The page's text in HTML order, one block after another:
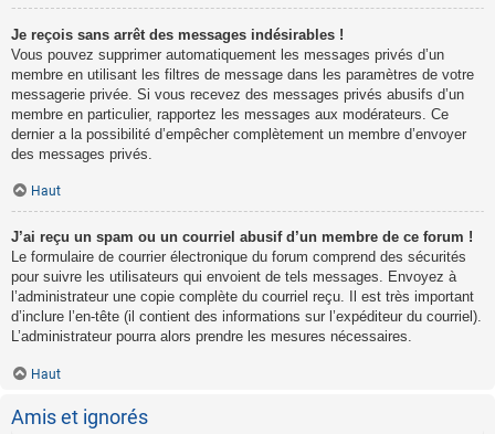
Je reçois sans arrêt des messages indésirables !
Vous pouvez supprimer automatiquement les messages privés d’un
membre en utilisant les filtres de message dans les paramètres de votre
messagerie privée. Si vous recevez des messages privés abusifs d’un
membre en particulier, rapportez les messages aux modérateurs. Ce
dernier a la possibilité d’empêcher complètement un membre d’envoyer
des messages privés.
Haut
J’ai reçu un spam ou un courriel abusif d’un membre de ce forum !
Le formulaire de courrier électronique du forum comprend des sécurités
pour suivre les utilisateurs qui envoient de tels messages. Envoyez à
l’administrateur une copie complète du courriel reçu. Il est très important
d’inclure l’en-tête (il contient des informations sur l’expéditeur du courriel).
L’administrateur pourra alors prendre les mesures nécessaires.
Haut
Amis et ignorés